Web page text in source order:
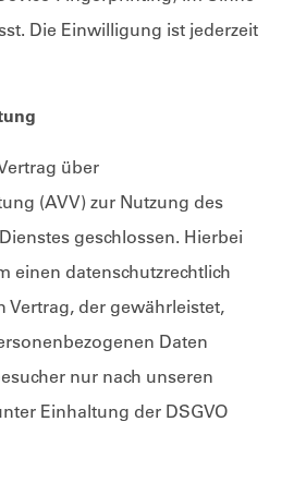
Die Einwilligung ist jederzeit
über
(AVV) zur Nutzung des
geschlossen. Hierbei
einen datenschutzrechtlich
Vertrag, der gewährleistet,
Daten
nur nach unseren
Einhaltung der DSGVO